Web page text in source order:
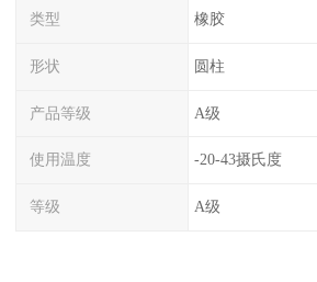
类型 橡胶
形状 圆柱
产品等级 A级
使用温度 -20-43摄氏度
等级 A级